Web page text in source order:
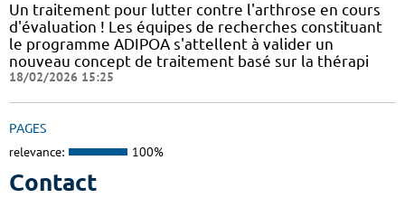
Un traitement pour lutter contre l'arthrose en cours
d'évaluation ! Les équipes de recherches constituant
le programme ADIPOA s'attellent à valider un
nouveau concept de traitement basé sur la thérapi
18/02/2026 15:25
PAGES
relevance: 100%
Contact